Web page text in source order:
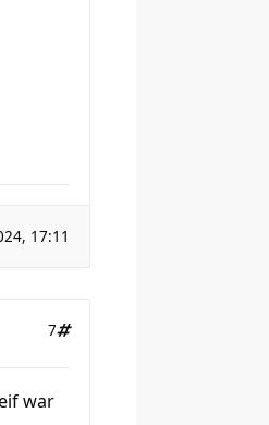
17:11
7
war